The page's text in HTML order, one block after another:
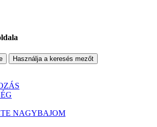
Használja a keresés mezőt
NAGYBAJOM